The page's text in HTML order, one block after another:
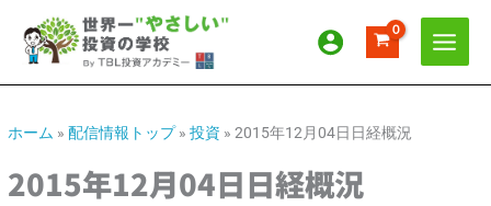
ス
ッホーム »配信情報トップ»投資 »2015年12月04日日経概況
2015年12月04日日経概況
ー
ブ
テ
ー